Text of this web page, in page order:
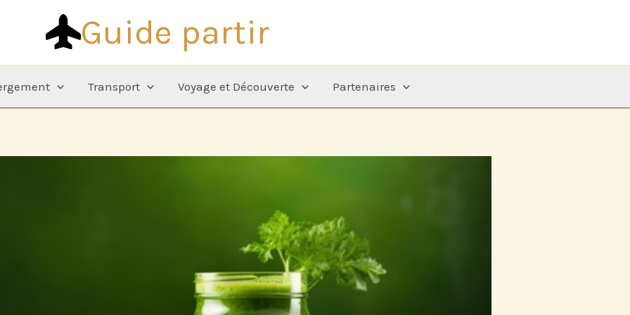
Guide partir
Transport Voyage et Découverte Partenaires